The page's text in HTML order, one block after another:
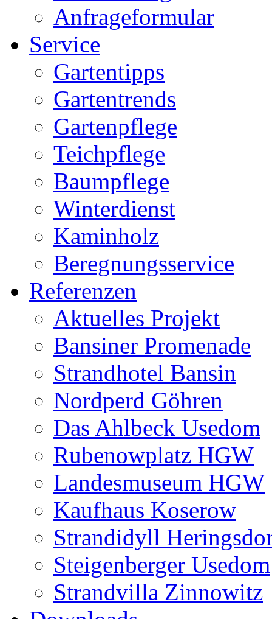
Anfrageformular
Service
Gartentipps
Gartentrends
Gartenpflege
Teichpflege
Baumpflege
Winterdienst
Kaminholz
Beregnungsservice
Referenzen
Aktuelles Projekt
Bansiner Promenade
Strandhotel Bansin
Nordperd Göhren
Das Ahlbeck Usedom
Rubenowplatz HGW
Landesmuseum HGW
Kaufhaus Koserow
Strandidyll
Steigenberger Usedom
Strandvilla Zinnowitz